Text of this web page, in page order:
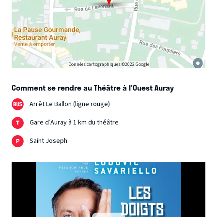
Données cartographiques ©2022 Google
Comment se rendre au Théâtre à l'Ouest Auray
Arrêt Le Ballon (ligne rouge)
Gare d’Auray à 1 km du théâtre
Saint Joseph